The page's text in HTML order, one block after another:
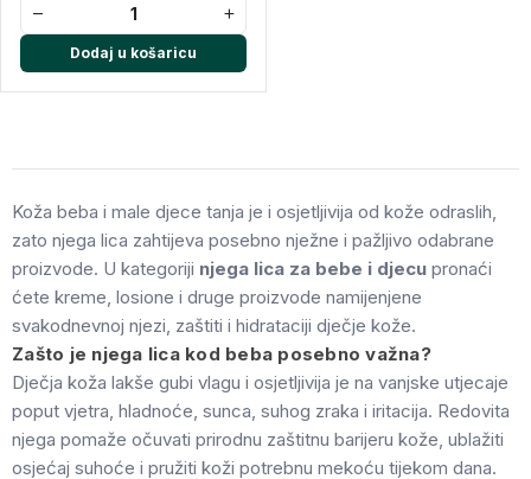
− +
Dodaj u košaricu
Koža beba i male djece tanja je i osjetljivija od kože odraslih,
zato njega lica zahtijeva posebno nježne i pažljivo odabrane
proizvode. U kategoriji njega lica za bebe i djecu pronaći
ćete kreme, losione i druge proizvode namijenjene
svakodnevnoj njezi, zaštiti i hidrataciji dječje kože.
Zašto je njega lica kod beba posebno važna?
Dječja koža lakše gubi vlagu i osjetljivija je na vanjske utjecaje
poput vjetra, hladnoće, sunca, suhog zraka i iritacija. Redovita
njega pomaže očuvati prirodnu zaštitnu barijeru kože, ublažiti
osjećaj suhoće i pružiti koži potrebnu mekoću tijekom dana.